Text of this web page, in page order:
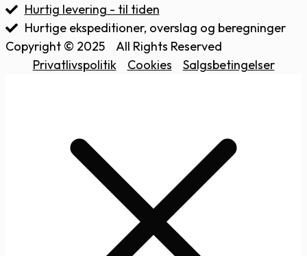
Hurtig levering - til tiden
Hurtige ekspeditioner, overslag og beregninger
Copyright © 2025
All Rights Reserved
Privatlivspolitik
Cookies Salgsbetingelser